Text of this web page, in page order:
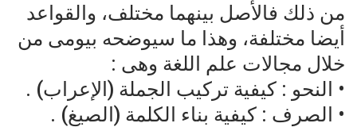
من ذلك فالأصل بينهما مختلف، والقواعد
أيضا مختلفة، وهذا ما سيوضحه بيومى من
خلال مجالات علم اللغة وهى :
• النحو : كيفية تركيب الجملة (الإعراب) .
• الصرف : كيفية بناء الكلمة (الصيغ) .